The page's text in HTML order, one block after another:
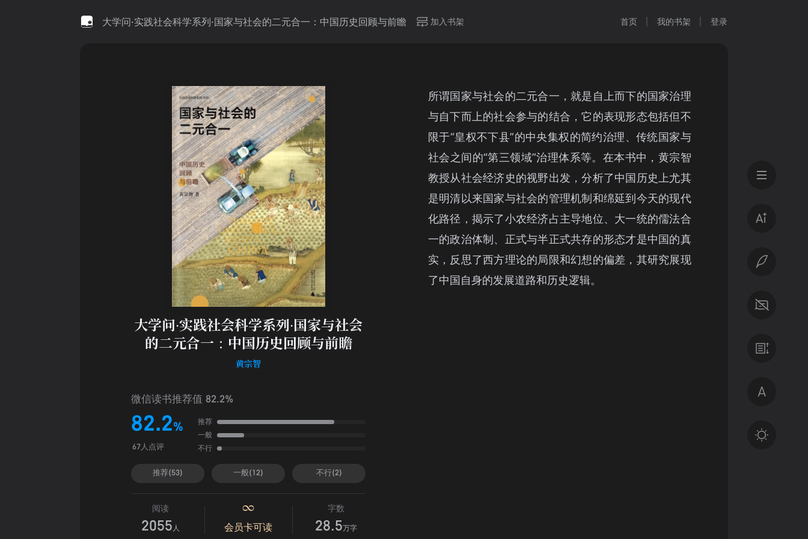
大学问·实践社会科学系列·国家与社会的二元合一：中国历史回顾与前瞻 加入书架 首页 我的书架 登录
大学问·实践社会科学系列·国家与社会
的二元合一：中国历史回顾与前瞻
黄宗智
微信读书推荐值 82.2%
82.2%
67人点评
推荐
一般
不行
推荐(53) 一般(12) 不行(2)
阅读
2055 人 会员卡可读
字数
28.5万字
所谓国家与社会的二元合一，就是自上而下的国家治理
与自下而上的社会参与的结合，它的表现形态包括但不
限于“皇权不下县”的中央集权的简约治理、传统国家与
社会之间的“第三领域”治理体系等。在本书中，黄宗智
教授从社会经济史的视野出发，分析了中国历史上尤其
是明清以来国家与社会的管理机制和绵延到今天的现代
化路径，揭示了小农经济占主导地位、大一统的儒法合
一的政治体制、正式与半正式共存的形态才是中国的真
实，反思了西方理论的局限和幻想的偏差，其研究展现
了中国自身的发展道路和历史逻辑。